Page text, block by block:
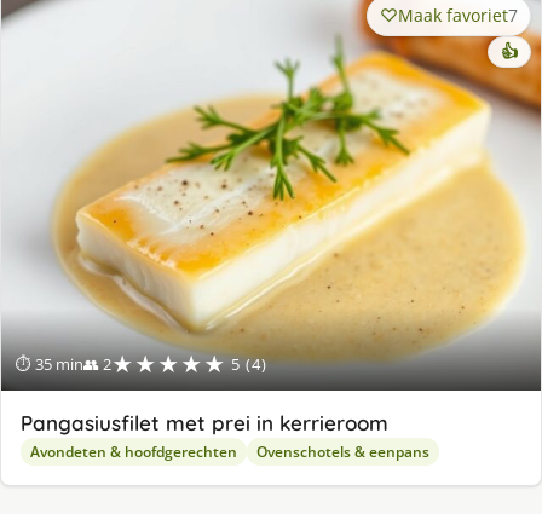
⏱ 35 min👥 2★★★★★ 5 (4)
Maak favoriet7
👍
Pangasiusfilet met prei in kerrieroom
Avondeten & hoofdgerechten Ovenschotels & eenpans